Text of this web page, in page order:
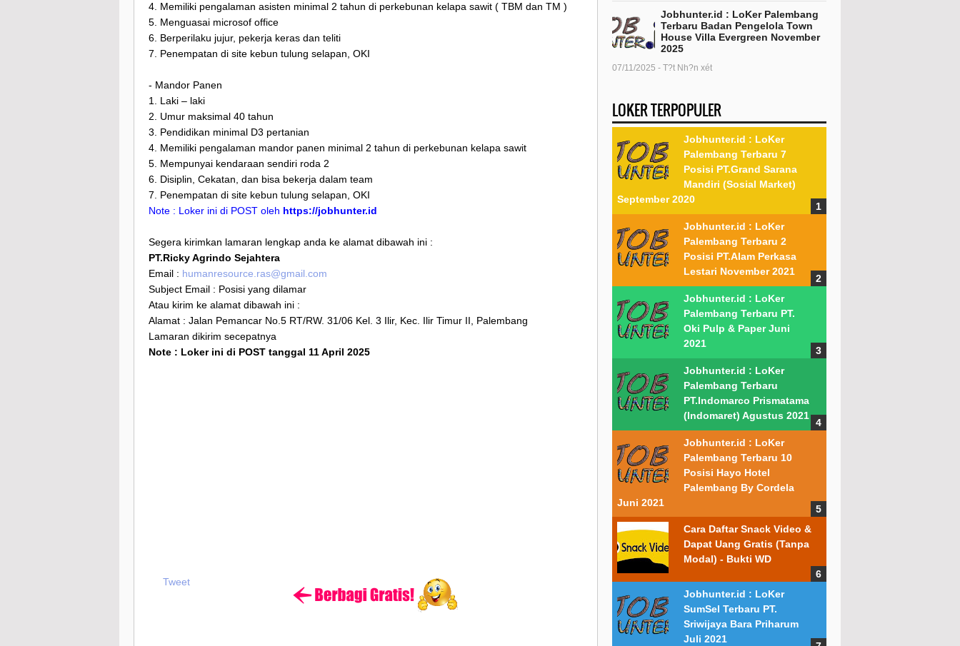
4. Memiliki pengalaman asisten minimal 2 tahun di perkebunan kelapa sawit ( TBM dan TM )
5. Menguasai microsof office
6. Berperilaku jujur, pekerja keras dan teliti
7. Penempatan di site kebun tulung selapan, OKI
- Mandor Panen
1. Laki – laki
2. Umur maksimal 40 tahun
3. Pendidikan minimal D3 pertanian
4. Memiliki pengalaman mandor panen minimal 2 tahun di perkebunan kelapa sawit
5. Mempunyai kendaraan sendiri roda 2
6. Disiplin, Cekatan, dan bisa bekerja dalam team
7. Penempatan di site kebun tulung selapan, OKI
Note : Loker ini di POST oleh https://jobhunter.id
Segera kirimkan lamaran lengkap anda ke alamat dibawah ini :
PT.Ricky Agrindo Sejahtera
Email : humanresource.ras@gmail.com
Subject Email : Posisi yang dilamar
Atau kirim ke alamat dibawah ini :
Alamat : Jalan Pemancar No.5 RT/RW. 31/06 Kel. 3 Ilir, Kec. Ilir Timur II, Palembang
Lamaran dikirim secepatnya
Note : Loker ini di POST tanggal 11 April 2025
Tweet
Jobhunter.id : LoKer Palembang
Terbaru Badan Pengelola Town
House Villa Evergreen November
2025
07/11/2025 - T?t Nh?n xét
LOKER TERPOPULER
Jobhunter.id : LoKer
Palembang Terbaru 7
Posisi PT.Grand Sarana
Mandiri (Sosial Market)
September 2020
Jobhunter.id : LoKer
Palembang Terbaru 2
Posisi PT.Alam Perkasa
Lestari November 2021
Jobhunter.id : LoKer
Palembang Terbaru PT.
Oki Pulp & Paper Juni
2021
Jobhunter.id : LoKer
Palembang Terbaru
PT.Indomarco Prismatama
(Indomaret) Agustus 2021
Jobhunter.id : LoKer
Palembang Terbaru 10
Posisi Hayo Hotel
Palembang By Cordela
Juni 2021
Cara Daftar Snack Video &
Dapat Uang Gratis (Tanpa
Modal) - Bukti WD
Jobhunter.id : LoKer
SumSel Terbaru PT.
Sriwijaya Bara Priharum
Juli 2021